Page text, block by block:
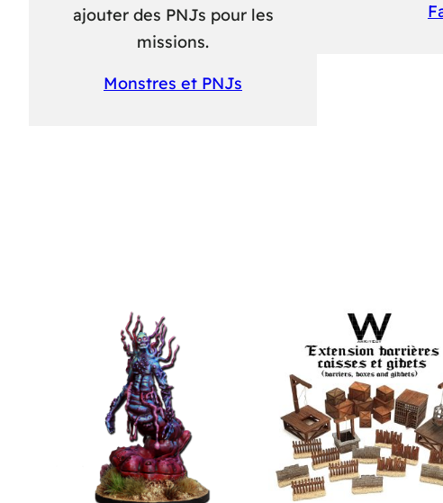
ajouter des PNJs pour les
missions.
Monstres et PNJs